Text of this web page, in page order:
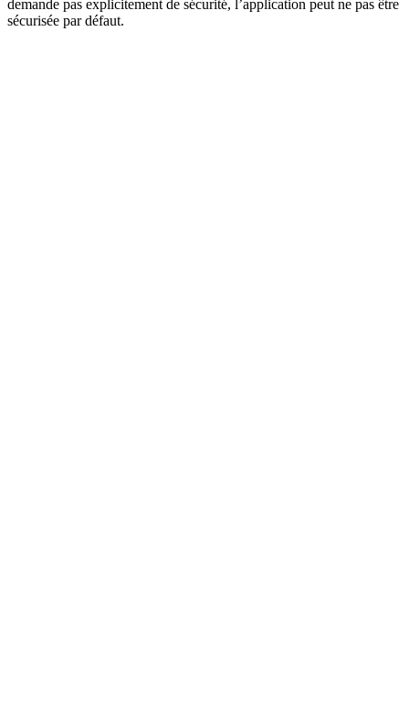
demande pas explicitement de sécurité, l’application peut ne pas être
sécurisée par défaut.